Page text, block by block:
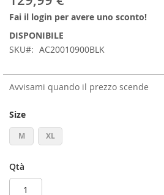
Fai il login per avere uno sconto!
DISPONIBILE
SKU
AC20010900BLK
Avvisami quando il prezzo scende
Size
M XL
Qtà